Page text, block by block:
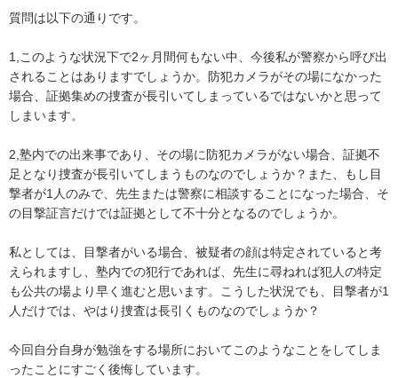
質問は以下の通りです。
1,このような状況下で2ヶ月間何もない中、今後私が警察から呼び出
されることはありますでしょうか。防犯カメラがその場になかった
場合、証拠集めの捜査が長引いてしまっているではないかと思って
しまいます。
2,塾内での出来事であり、その場に防犯カメラがない場合、証拠不
足となり捜査が長引いてしまうものなのでしょうか？また、もし目
撃者が1人のみで、先生または警察に相談することになった場合、そ
の目撃証言だけでは証拠として不十分となるのでしょうか。
私としては、目撃者がいる場合、被疑者の顔は特定されていると考
えられますし、塾内での犯行であれば、先生に尋ねれば犯人の特定
も公共の場より早く進むと思います。こうした状況でも、目撃者が1
人だけでは、やはり捜査は長引くものなのでしょうか？
今回自分自身が勉強をする場所においてこのようなことをしてしま
ったことにすごく後悔しています。